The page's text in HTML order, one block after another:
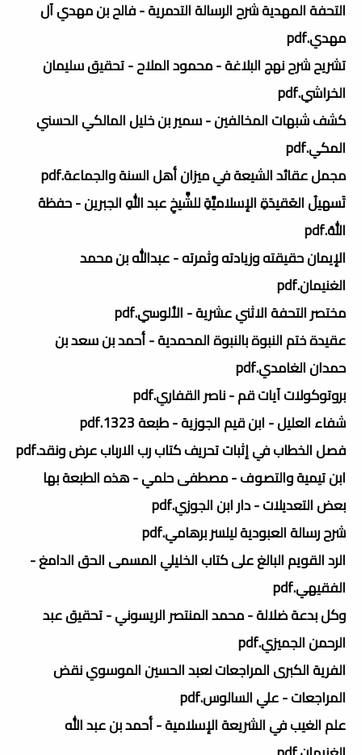
التحفة المهدية شرح الرسالة التدمرية - فالح بن مهدي آل
مهدي.pdf
تشريح شرح نهج البلاغة - محمود الملاح - تحقيق سليمان
الخراشي.pdf
كشف شبهات المخالفين - سمير بن خليل المالكي الحسني
المكي.pdf
مجمل عقائد الشيعة في ميزان أهل السنة والجماعة.pdf
تَسهيلُ العَقيدَةِ الإسلاميَّةِ للشَّيخِ عبد اللهِ الجبرين - حفظهُ
اللهُ.pdf
الإيمان حقيقته وزيادته وثمرته - عبدالله بن محمد
الغنيمان.pdf
مختصر التحفة الاثني عشرية - الألوسي.pdf
عقيدة ختم النبوة بالنبوة المحمدية - أحمد بن سعد بن
حمدان الغامدي.pdf
بروتوكولات آيات قم - ناصر القفاري.pdf
شفاء العليل - ابن قيم الجوزية - طبعة 1323.pdf
فصل الخطاب في إثبات تحريف كتاب رب الارباب عرض ونقد.pdf
ابن تيمية والتصوف - مصطفى حلمي - هذه الطبعة بها
بعض التعديلات - دار ابن الجوزي.pdf
شرح رسالة العبودية ليلسر برهامي.pdf
الرد القويم البالغ على كتاب الخليلي المسمى الحق الدامغ -
الفقيهي.pdf
وكل بدعة ضلالة - محمد المنتصر الريسوني - تحقيق عبد
الرحمن الجميزي.pdf
الفرية الكبرى المراجعات لعبد الحسين الموسوي نقض
المراجعات - علي السالوس.pdf
علم الغيب في الشريعة الإسلامية - أحمد بن عبد الله